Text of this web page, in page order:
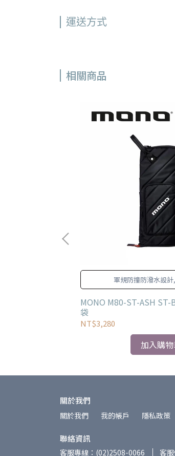
運送方式
相關商品
軍規防撞防潑水設計
MONO M80-ST-ASH ST-
袋
NT$3,280
加入購
關於我們
關於我們 我的帳戶 隱私政策
聯絡資訊
客服專線：(02)2508-0066 客